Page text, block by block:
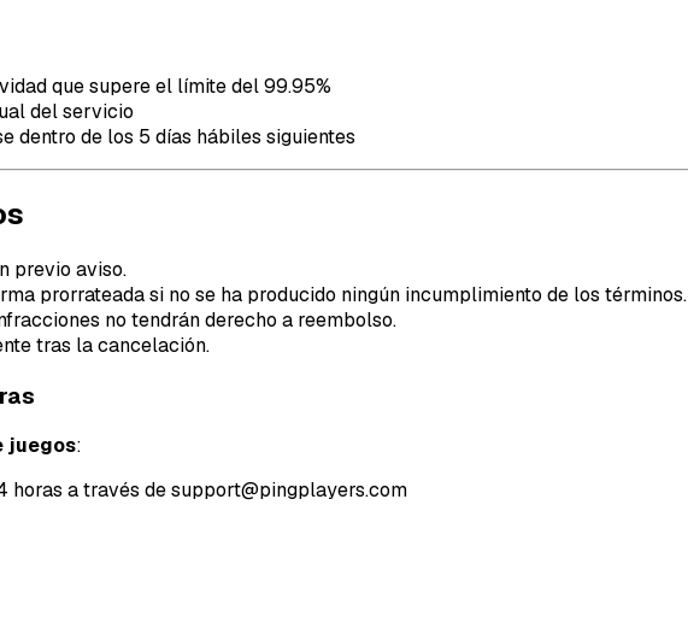
que supere el límite del 99.95%
del servicio
dentro de los 5 días hábiles siguientes
previo aviso.
prorrateada si no se ha producido ningún incumplimiento de los términos.
no tendrán derecho a reembolso.
tras la cancelación.
juegos:
a través de support@pingplayers.com